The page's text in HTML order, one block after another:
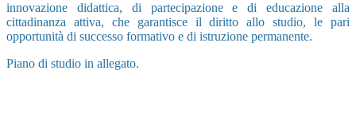
innovazione didattica, di partecipazione e di educazione alla
cittadinanza attiva, che garantisce il diritto allo studio, le pari
opportunità di successo formativo e di istruzione permanente.
Piano di studio in allegato.